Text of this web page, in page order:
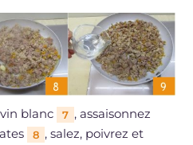
blanc 7 , assaisonnez
8 , salez, poivrez et